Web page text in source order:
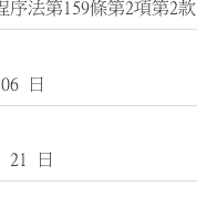
序法第159條第2項第2款
日
21 日